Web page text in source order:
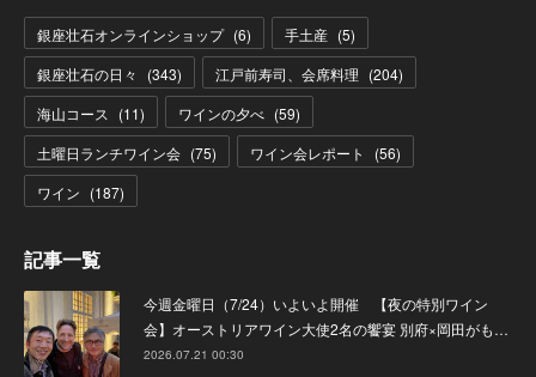
銀座壮石オンラインショップ (6) 手土産 (5)
銀座壮石の日々
(343) 江戸前寿司、会席料理 (204)
海山コース
(11) ワインの夕べ (59)
土曜日ランチワイン会 (75) ワイン会レポート (56)
ワイン (187)
記事一覧
今週金曜日（7/24）いよいよ開催 【夜の特別ワイン
会】オーストリアワイン大使2名の饗宴 別府×岡田がも…
2026.07.21 00:30